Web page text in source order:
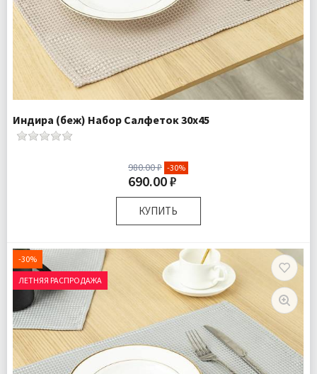
Индира (беж) Набор Салфеток 30х45
980.00 ₽ -30%
690.00 ₽
КУПИТЬ
Комплектация:
Салфетки 2 шт
Доставка:
Подробнее
-30%
ЛЕТНЯЯ РАСПРОДАЖА